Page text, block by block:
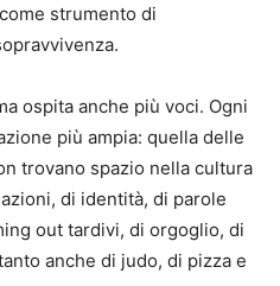
strumento di
ospita anche più voci. Ogni
più ampia: quella delle
trovano spazio nella cultura
di identità, di parole
out tardivi, di orgoglio, di
anche di judo, di pizza e